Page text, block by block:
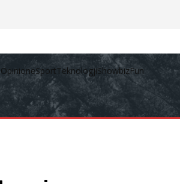
OpinioneSportTeknologjiShowbizFun